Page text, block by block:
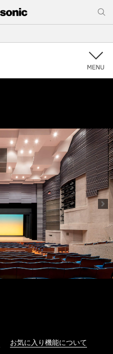
お気に入り機能について